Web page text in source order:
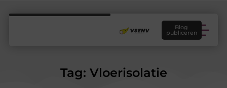
Blog
publiceren
Tag: Vloerisolatie